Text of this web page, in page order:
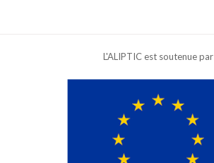
L'ALIPTIC est soutenue par